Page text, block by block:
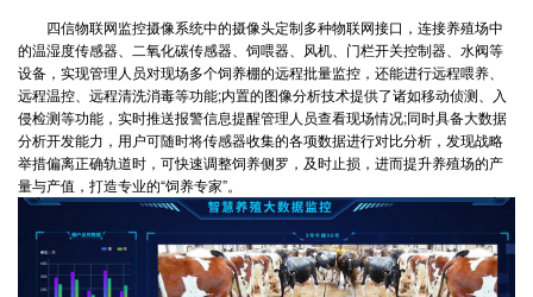
四信物联网监控摄像系统中的摄像头定制多种物联网接口，连接养殖场中
的温湿度传感器、二氧化碳传感器、饲喂器、风机、门栏开关控制器、水阀等
设备，实现管理人员对现场多个饲养棚的远程批量监控，还能进行远程喂养、
远程温控、远程清洗消毒等功能;内置的图像分析技术提供了诸如移动侦测、入
侵检测等功能，实时推送报警信息提醒管理人员查看现场情况;同时具备大数据
分析开发能力，用户可随时将传感器收集的各项数据进行对比分析，发现战略
举措偏离正确轨道时，可快速调整饲养侧罗，及时止损，进而提升养殖场的产
量与产值，打造专业的“饲养专家”。